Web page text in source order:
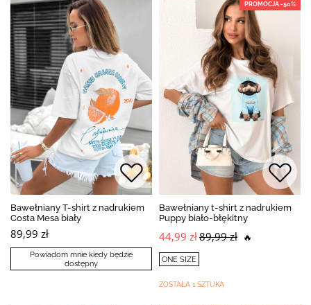
Bawełniany T-shirt z nadrukiem
Costa Mesa biały
89,99 zł
Powiadom mnie kiedy będzie
dostępny
PROMOCJA -50%
Bawełniany t-shirt z nadrukiem
Puppy biało-błękitny
44,99 zł89,99 zł 🔥
ONE SIZE
ZOSTAŁA 1 SZTUKA